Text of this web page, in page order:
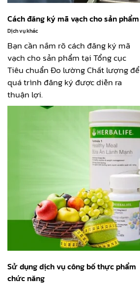
Cách đăng ký mã vạch cho sản phẩm
Dịch vụ khác
Bạn cần nắm rõ cách đăng ký mã
vạch cho sản phẩm tại Tổng cục
Tiêu chuẩn Đo lường Chất lượng để
quá trình đăng ký được diễn ra
thuận lợi.
Sử dụng dịch vụ công bố thực phẩm
chức năng